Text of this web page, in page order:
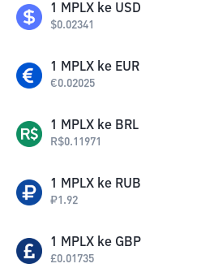
1 MPLX ke USD
$0.02341
1 MPLX ke EUR
€0.02025
1 MPLX ke BRL
R$0.11971
1 MPLX ke RUB
₽1.92
1 MPLX ke GBP
£0.01735